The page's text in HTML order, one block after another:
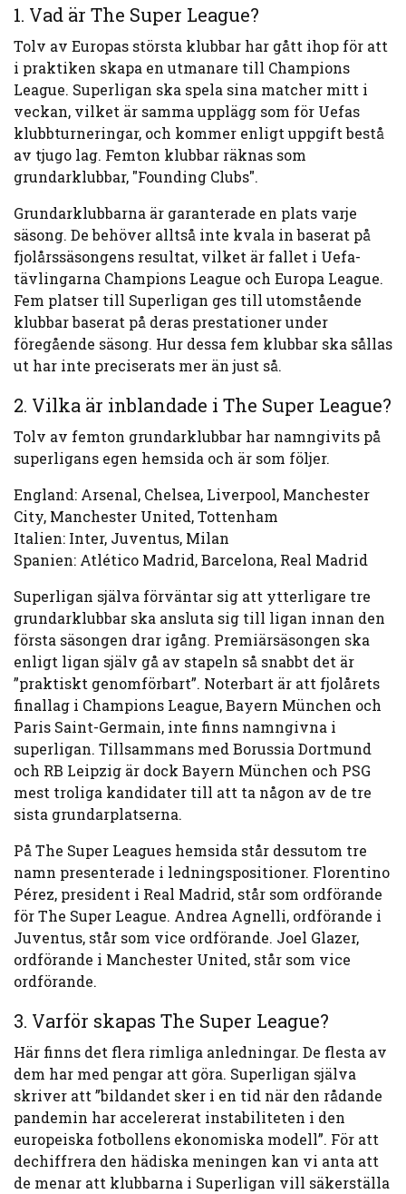
1. Vad är The Super League?
Tolv av Europas största klubbar har gått ihop för att
i praktiken skapa en utmanare till Champions
League. Superligan ska spela sina matcher mitt i
veckan, vilket är samma upplägg som för Uefas
klubbturneringar, och kommer enligt uppgift bestå
av tjugo lag. Femton klubbar räknas som
grundarklubbar, "Founding Clubs".
Grundarklubbarna är garanterade en plats varje
säsong. De behöver alltså inte kvala in baserat på
fjolårssäsongens resultat, vilket är fallet i Uefa-
tävlingarna Champions League och Europa League.
Fem platser till Superligan ges till utomstående
klubbar baserat på deras prestationer under
föregående säsong. Hur dessa fem klubbar ska sållas
ut har inte preciserats mer än just så.
2. Vilka är inblandade i The Super League?
Tolv av femton grundarklubbar har namngivits på
superligans egen hemsida och är som följer.
England: Arsenal, Chelsea, Liverpool, Manchester
City, Manchester United, Tottenham
Italien: Inter, Juventus, Milan
Spanien: Atlético Madrid, Barcelona, Real Madrid
Superligan själva förväntar sig att ytterligare tre
grundarklubbar ska ansluta sig till ligan innan den
första säsongen drar igång. Premiärsäsongen ska
enligt ligan själv gå av stapeln så snabbt det är
”praktiskt genomförbart”. Noterbart är att fjolårets
finallag i Champions League, Bayern München och
Paris Saint-Germain, inte finns namngivna i
superligan. Tillsammans med Borussia Dortmund
och RB Leipzig är dock Bayern München och PSG
mest troliga kandidater till att ta någon av de tre
sista grundarplatserna.
På The Super Leagues hemsida står dessutom tre
namn presenterade i ledningspositioner. Florentino
Pérez, president i Real Madrid, står som ordförande
för The Super League. Andrea Agnelli, ordförande i
Juventus, står som vice ordförande. Joel Glazer,
ordförande i Manchester United, står som vice
ordförande.
3. Varför skapas The Super League?
Här finns det flera rimliga anledningar. De flesta av
dem har med pengar att göra. Superligan själva
skriver att ”bildandet sker i en tid när den rådande
pandemin har accelererat instabiliteten i den
europeiska fotbollens ekonomiska modell”. För att
dechiffrera den hädiska meningen kan vi anta att
de menar att klubbarna i Superligan vill säkerställa